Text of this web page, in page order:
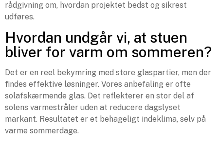
rådgivning om, hvordan projektet bedst og sikrest
udføres.
Hvordan undgår vi, at stuen
bliver for varm om sommeren?
Det er en reel bekymring med store glaspartier, men der
findes effektive løsninger. Vores anbefaling er ofte
solafskærmende glas. Det reflekterer en stor del af
solens varmestråler uden at reducere dagslyset
markant. Resultatet er et behageligt indeklima, selv på
varme sommerdage.